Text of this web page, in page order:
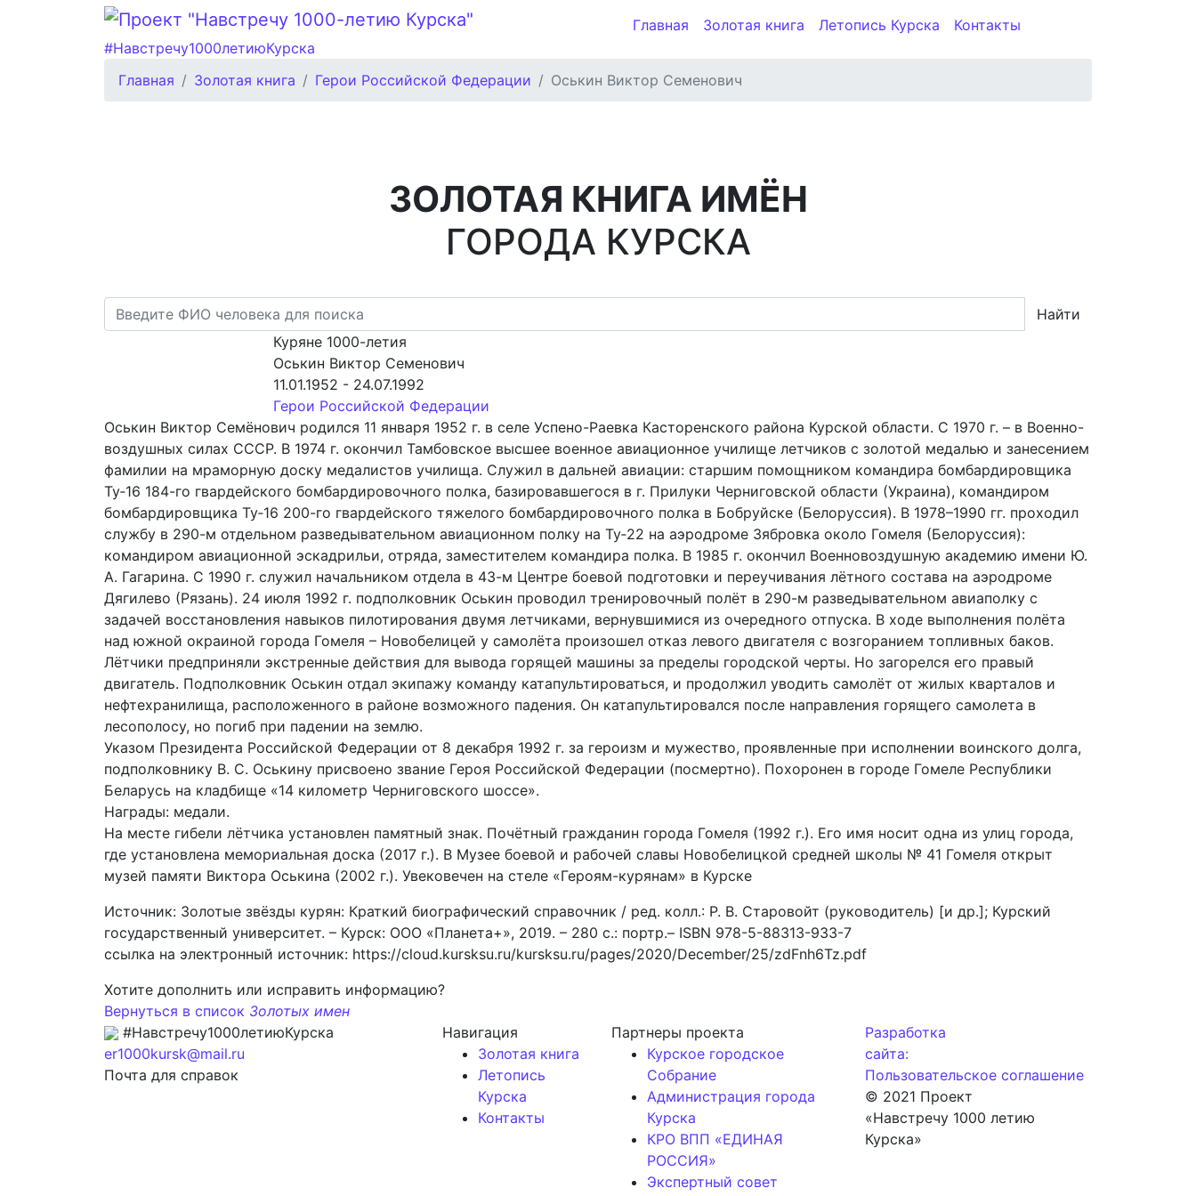
#Навстречу1000летиюКурска
Главная Золотая книга Летопись Курска Контакты
Главная Золотая книга Герои Российской Федерации Оськин Виктор Семенович
ЗОЛОТАЯ КНИГА ИМЁН
ГОРОДА КУРСКА
Найти
Куряне 1000-летия
Оськин Виктор Семенович
11.01.1952 - 24.07.1992
Герои Российской Федерации
Оськин Виктор Семёнович родился 11 января 1952 г. в селе Успено-Раевка Касторенского района Курской области. С 1970 г. – в Военно-
воздушных силах СССР. В 1974 г. окончил Тамбовское высшее военное авиационное училище летчиков с золотой медалью и занесением
фамилии на мраморную доску медалистов училища. Служил в дальней авиации: старшим помощником командира бомбардировщика
Ту‑16 184-го гвардейского бомбардировочного полка, базировавшегося в г. Прилуки Черниговской области (Украина), командиром
бомбардировщика Ту‑16 200-го гвардейского тяжелого бомбардировочного полка в Бобруйске (Белоруссия). В 1978–1990 гг. проходил
службу в 290-м отдельном разведывательном авиационном полку на Ту‑22 на аэродроме Зябровка около Гомеля (Белоруссия):
командиром авиационной эскадрильи, отряда, заместителем командира полка. В 1985 г. окончил Военновоздушную академию имени Ю.
А. Гагарина. С 1990 г. служил начальником отдела в 43-м Центре боевой подготовки и переучивания лётного состава на аэродроме
Дягилево (Рязань). 24 июля 1992 г. подполковник Оськин проводил тренировочный полёт в 290-м разведывательном авиаполку с
задачей восстановления навыков пилотирования двумя летчиками, вернувшимися из очередного отпуска. В ходе выполнения полёта
над южной окраиной города Гомеля – Новобелицей у самолёта произошел отказ левого двигателя с возгоранием топливных баков.
Лётчики предприняли экстренные действия для вывода горящей машины за пределы городской черты. Но загорелся его правый
двигатель. Подполковник Оськин отдал экипажу команду катапультироваться, и продолжил уводить самолёт от жилых кварталов и
нефтехранилища, расположенного в районе возможного падения. Он катапультировался после направления горящего самолета в
лесополосу, но погиб при падении на землю.
Указом Президента Российской Федерации от 8 декабря 1992 г. за героизм и мужество, проявленные при исполнении воинского долга,
подполковнику В. С. Оськину присвоено звание Героя Российской Федерации (посмертно). Похоронен в городе Гомеле Республики
Беларусь на кладбище «14 километр Черниговского шоссе».
Награды: медали.
На месте гибели лётчика установлен памятный знак. Почётный гражданин города Гомеля (1992 г.). Его имя носит одна из улиц города,
где установлена мемориальная доска (2017 г.). В Музее боевой и рабочей славы Новобелицкой средней школы № 41 Гомеля открыт
музей памяти Виктора Оськина (2002 г.). Увековечен на стеле «Героям-курянам» в Курске
Источник: Золотые звёзды курян: Краткий биографический справочник / ред. колл.: Р. В. Старовойт (руководитель) [и др.]; Курский
государственный университет. – Курск: ООО «Планета+», 2019. – 280 с.: портр.– ISBN 978-5-88313-933-7
ссылка на электронный источник: https://cloud.kursksu.ru/kursksu.ru/pages/2020/December/25/zdFnh6Tz.pdf
Хотите дополнить или исправить информацию?
Вернуться в список Золотых имен
#Навстречу1000летиюКурска
er1000kursk@mail.ru
Почта для справок
Навигация
Золотая книга
Летопись
Курска
Контакты
Партнеры проекта
Курское городское
Собрание
Администрация города
Курска
КРО ВПП «ЕДИНАЯ
РОССИЯ»
Экспертный совет
Разработка
сайта:
Пользовательское соглашение
© 2021 Проект
«Навстречу 1000 летию
Курска»